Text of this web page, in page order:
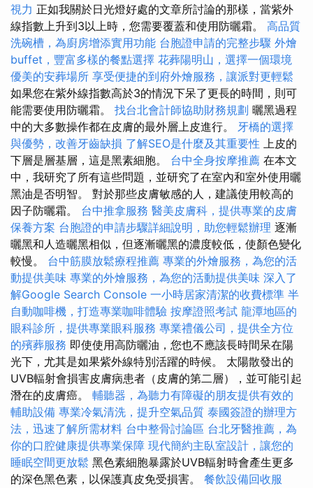
視力 正如我關於日光燈好處的文章所討論的那樣，當紫外
線指數上升到3以上時，您需要覆蓋和使用防曬霜。 高品質
洗碗槽，為廚房增添實用功能 台胞證申請的完整步驟 外燴
buffet，豐富多樣的餐點選擇 花葬陽明山，選擇一個環境
優美的安葬場所 享受便捷的到府外燴服務，讓派對更輕鬆
如果您在紫外線指數高於3的情況下呆了更長的時間，則可
能需要使用防曬霜。 找台北會計師協助財務規劃 曬黑過程
中的大多數操作都在皮膚的最外層上皮進行。 牙橋的選擇
與優勢，改善牙齒缺損 了解SEO是什麼及其重要性 上皮的
下層是層基層，這是黑素細胞。 台中全身按摩推薦 在本文
中，我研究了所有這些問題，並研究了在室內和室外使用曬
黑油是否明智。 對於那些皮膚敏感的人，建議使用較高的
因子防曬霜。 台中推拿服務 醫美皮膚科，提供專業的皮膚
保養方案 台胞證的申請步驟詳細說明，助您輕鬆辦理 逐漸
曬黑和人造曬黑相似，但逐漸曬黑的濃度較低，使顏色變化
較慢。 台中筋膜放鬆療程推薦 專業的外燴服務，為您的活
動提供美味 專業的外燴服務，為您的活動提供美味 深入了
解Google Search Console 一小時居家清潔的收費標準 半
自動咖啡機，打造專業咖啡體驗 按摩證照考試 龍潭地區的
眼科診所，提供專業眼科服務 專業禮儀公司，提供全方位
的殯葬服務 即使使用高防曬油，您也不應該長時間呆在陽
光下，尤其是如果紫外線特別活躍的時候。 太陽散發出的
UVB輻射會損害皮膚病患者（皮膚的第二層），並可能引起
潛在的皮膚癌。 輔聽器，為聽力有障礙的朋友提供有效的
輔助設備 專業冷氣清洗，提升空氣品質 泰國簽證的辦理方
法，迅速了解所需材料 台中整骨討論區 台北牙醫推薦，為
你的口腔健康提供專業保障 現代簡約主臥室設計，讓您的
睡眠空間更放鬆 黑色素細胞暴露於UVB輻射時會產生更多
的深色黑色素，以保護真皮免受損害。 餐飲設備回收服